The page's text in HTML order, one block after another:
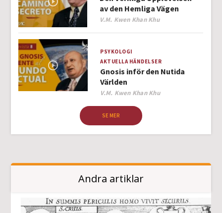
av den Hemliga Vägen
Author
V.M. Kwen Khan Khu
PSYKOLOGI
AKTUELLA HÄNDELSER
Gnosis inför den Nutida
Världen
Author
V.M. Kwen Khan Khu
SE MER
Andra artiklar